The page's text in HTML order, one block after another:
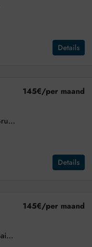
Details
Beveiligde parkeerplaats huren in Marollen, Brussel
145€/per maand
Details
Parkeergarage te huur bij Chapelle en CHU Saint-Pierre
145€/per maand